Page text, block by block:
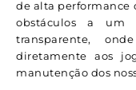
de alta performance
obstáculos a um
transparente,
diretamente aos
manutenção dos